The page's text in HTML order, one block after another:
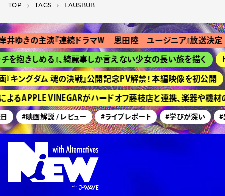
TOP T­A­G­S LAUSBUB
ゆきの主演『連続ドラマＷ 恩田陸 ユージニア』放送決定
抱きしめる』、綺麗事しか言えない少女の長い旅を描く
ングダム 魂の決戦』公開記念PV解禁！ 本編映像を初公開
るAPPLE VINEGARがハードオフ藤枝店と連携、楽器や機材
#映画解説 / レビュー #ライブレポート #学びが深い #美